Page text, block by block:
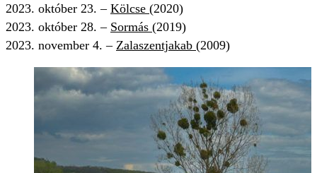
2023. október 23. – Kölcse (2020)
2023. október 28. – Sormás (2019)
2023. november 4. – Zalaszentjakab (2009)